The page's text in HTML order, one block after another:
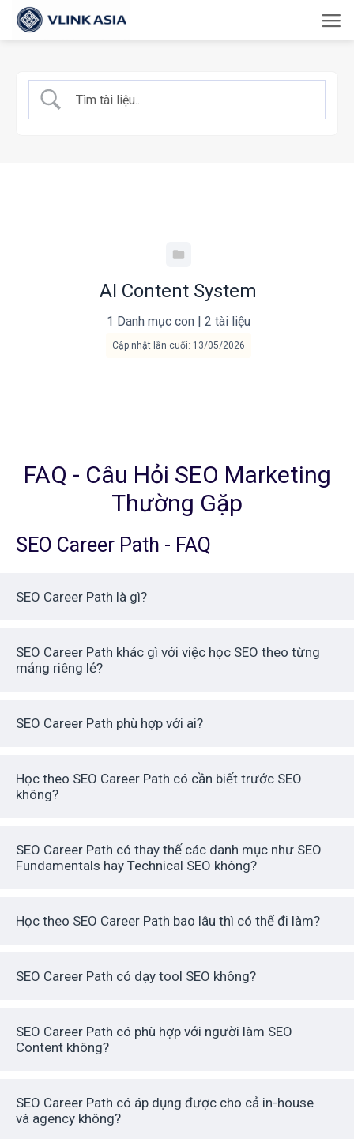
qua
dung
AI Content System
1 Danh mục con | 2 tài liệu
Cập nhật lần cuối: 13/05/2026
FAQ - Câu Hỏi SEO Marketing
Thường Gặp
SEO Career Path - FAQ
SEO Career Path là gì?
SEO Career Path khác gì với việc học SEO theo từng
mảng riêng lẻ?
SEO Career Path phù hợp với ai?
Học theo SEO Career Path có cần biết trước SEO
không?
SEO Career Path có thay thế các danh mục như SEO
Fundamentals hay Technical SEO không?
Học theo SEO Career Path bao lâu thì có thể đi làm?
SEO Career Path có dạy tool SEO không?
SEO Career Path có phù hợp với người làm SEO
Content không?
SEO Career Path có áp dụng được cho cả in-house
và agency không?